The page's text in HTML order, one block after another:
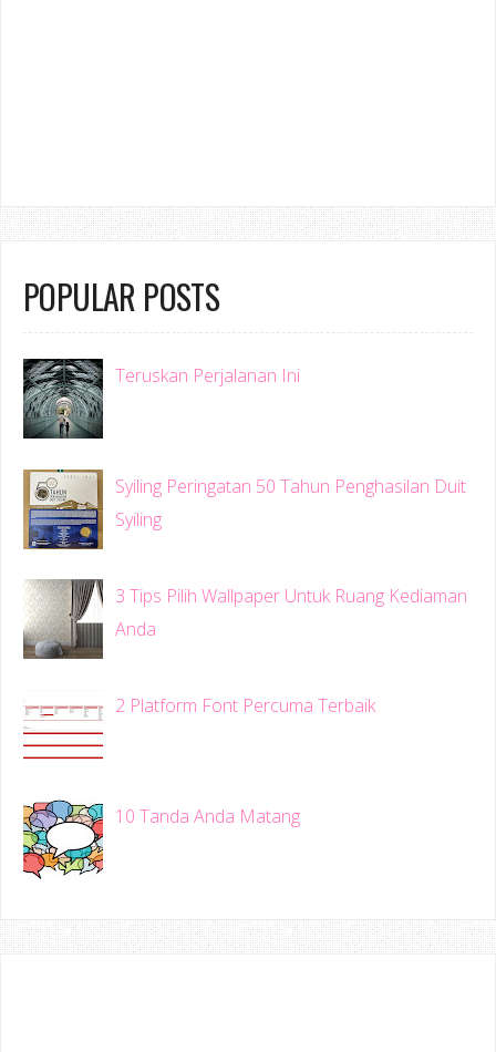
POPULAR POSTS
Teruskan Perjalanan Ini
Syiling Peringatan 50 Tahun Penghasilan Duit
Syiling
3 Tips Pilih Wallpaper Untuk Ruang Kediaman
Anda
2 Platform Font Percuma Terbaik
10 Tanda Anda Matang